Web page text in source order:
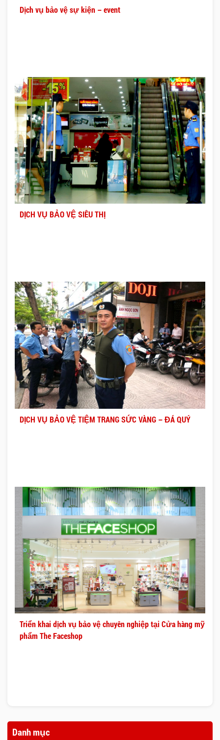
Dịch vụ bảo vệ sự kiện – event
DỊCH VỤ BẢO VỆ SIÊU THỊ
DỊCH VỤ BẢO VỆ TIỆM TRANG SỨC VÀNG – ĐÁ QUÝ
Triển khai dịch vụ bảo vệ chuyên nghiệp tại Cửa hàng mỹ
phẩm The Faceshop
Danh mục